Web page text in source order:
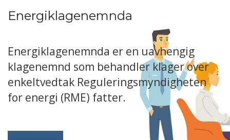
Energiklagenemnda
Energiklagenemnda er en uavhengig
klagenemnd som behandler klager over
enkeltvedtak Reguleringsmyndigheten
for energi (RME) fatter.